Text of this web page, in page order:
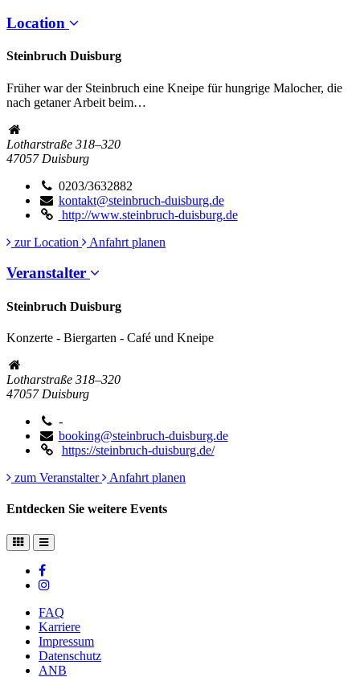
Location
Steinbruch Duisburg
Früher war der Steinbruch eine Kneipe für hungrige Malocher, die
nach getaner Arbeit beim…
Lotharstraße 318–320
47057 Duisburg
0203/3632882
kontakt@steinbruch-duisburg.de
http://www.steinbruch-duisburg.de
zur Location
Anfahrt planen
Veranstalter
Steinbruch Duisburg
Konzerte - Biergarten - Café und Kneipe
Lotharstraße 318–320
47057 Duisburg
-
booking@steinbruch-duisburg.de
https://steinbruch-duisburg.de/
zum Veranstalter
Anfahrt planen
Entdecken Sie weitere Events
FAQ
Karriere
Impressum
Datenschutz
ANB